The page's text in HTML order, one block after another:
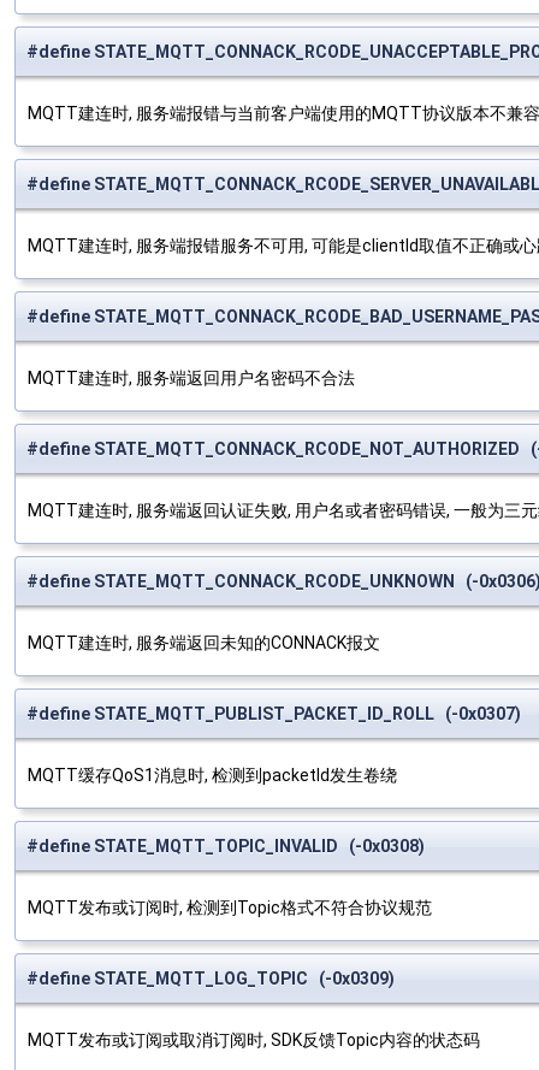
#define
MQTT建连时, 服务端报错与当前客户端使用的MQTT协议版本不兼容
#define
MQTT建连时, 服务端报错服务不可用, 可能是clientId取值不正确或
#define
MQTT建连时, 服务端返回用户名密码不合法
#define STATE_MQTT_CONNACK_RCODE_NOT_AUTHORIZED
MQTT建连时, 服务端返回认证失败, 用户名或者密码错误, 一般为三
#define STATE_MQTT_CONNACK_RCODE_UNKNOWN (-
MQTT建连时, 服务端返回未知的CONNACK报文
#define STATE_MQTT_PUBLIST_PACKET_ID_ROLL (-0x0307)
MQTT缓存QoS1消息时, 检测到packetId发生卷绕
#define STATE_MQTT_TOPIC_INVALID (-0x0308)
MQTT发布或订阅时, 检测到Topic格式不符合协议规范
#define STATE_MQTT_LOG_TOPIC (-0x0309)
MQTT发布或订阅或取消订阅时, SDK反馈Topic内容的状态码